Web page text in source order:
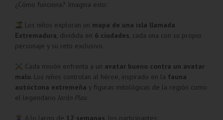
¿Cómo funciona? Imagina esto:
Los niños exploran un mapa de una isla llamada
Extremadura , dividida en 6 ciudades , cada una con su propio
personaje y su reto exclusivo.
Cada misión enfrenta a un avatar bueno contra un avatar
malo. Los niños controlan al héroe, inspirado en la fauna
autóctona extremeña y figuras mitológicas de la región como
el legendario Jarán Plax.